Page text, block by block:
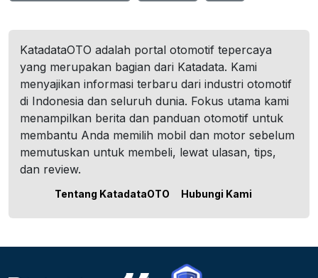
KatadataOTO adalah portal otomotif tepercaya
yang merupakan bagian dari Katadata. Kami
menyajikan informasi terbaru dari industri otomotif
di Indonesia dan seluruh dunia. Fokus utama kami
menampilkan berita dan panduan otomotif untuk
membantu Anda memilih mobil dan motor sebelum
memutuskan untuk membeli, lewat ulasan, tips,
dan review.
Tentang KatadataOTO Hubungi Kami